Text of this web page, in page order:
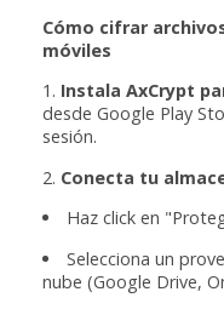
Cómo cifrar
móviles
1. Instala AxCrypt
desde Google Play
sesión.
2. Conecta tu
Haz click en
Selecciona un
nube (Google Drive,